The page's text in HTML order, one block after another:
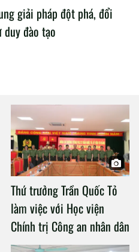
giải pháp đột phá, đổi
đào tạo
Thứ trưởng Trần Quốc Tỏ
làm việc với Học viện
Chính trị Công an nhân dân